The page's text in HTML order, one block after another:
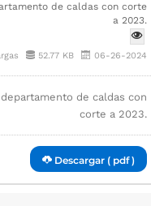
de caldas con corte
a 2023.
52.77 KB 06-26-2024
de caldas con
corte a 2023.
Descargar ( pdf )